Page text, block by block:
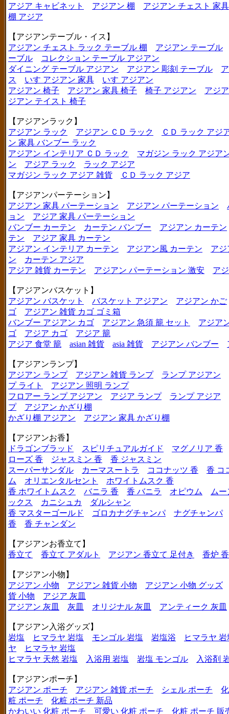
アジア キャビネット
アジアン 棚
アジアン チェスト 家
棚 アジア
【アジアンテーブル・イス】
アジアン チェスト ラック テーブル 棚
アジアン テーブル
ーブル
コレクション テーブル アジアン
ダイニング テーブル アジアン
アジアン 彫刻 テーブル
ス
いす アジアン 家具
いす アジアン
アジアン 椅子
アジアン 家具 椅子 椅子 アジアン
アジ
ジアン テイスト 椅子
【アジアンラック】
アジアン ラック
アジアン ＣＤ ラック
ＣＤ ラック アジ
ン 家具 バンブー ラック
アジアン インテリア ＣＤ ラック
マガジン ラック アジア
ン
アジア ラック
ラック アジア
マガジン ラック アジア 雑貨
ＣＤ ラック アジア
【アジアンパーテーション】
アジアン 家具 パーテーション
アジアン パーテーション
ョン
アジア 家具 パーテーション
バンブー カーテン
カーテン バンブー
アジアン カーテン
テン
アジア 家具 カーテン
アジアン インテリア カーテン
アジアン風 カーテン
アジ
ン
カーテン アジア
アジア 雑貨 カーテン
アジアン パーテーション 激安 ア
【アジアンバスケット】
アジアン バスケット
バスケット アジアン
アジアン かご
ゴ
アジアン 雑貨 カゴ ゴミ箱
バンブー アジアン カゴ
アジアン 急須 籠 セット
アジア
ゴ
アジア カゴ
アジア 籠
アジア 食堂 籠
asian 雑貨 asia 雑貨 アジアン バンブー
【アジアンランプ】
アジアン ランプ
アジアン 雑貨 ランプ
ランプ アジアン
プ ライト
アジアン 照明 ランプ
フロアー ランプ アジアン
アジア ランプ
ランプ アジア
プ
アジアン かざり棚
かざり棚 アジアン
アジアン 家具 かざり棚
【アジアンお香】
ドラゴンブラッド
スピリチュアルガイド
マグノリア 香
ローズ 香
ジャスミン 香
香 ジャスミン
スーパーサンダル
カーマスートラ ココナッツ 香
香 コ
ム
オリエンタルセント
ホワイトムスク 香
香 ホワイトムスク
バニラ 香 香 バニラ オピウム
ムー
ックス
カニシュカ
ダルシャン
香 マスターゴールド
ゴロカナグチャンパ
ナグチャンパ
香
香 チャンダン
【アジアンお香立て】
香立て
香立て アダルト アジアン 香立て 足付き 香炉
【アジアン小物】
アジアン 小物
アジアン 雑貨 小物
アジアン 小物 グッズ
貨 小物
アジア 灰皿
アジアン 灰皿
灰皿 オリジナル 灰皿 アンティーク 灰皿
【アジアン入浴グッズ】
岩塩
ヒマラヤ 岩塩 モンゴル 岩塩 岩塩浴
ヒマラヤ
ヤ
ヒマラヤ 岩塩
ヒマラヤ 天然 岩塩
入浴用 岩塩 岩塩 モンゴル 入浴剤
【アジアンポーチ】
アジアン ポーチ
アジアン 雑貨 ポーチ シェル ポーチ
粧 ポーチ
化粧 ポーチ 新品
かわいい 化粧 ポーチ
可愛い 化粧 ポーチ 化粧 ポーチ 販